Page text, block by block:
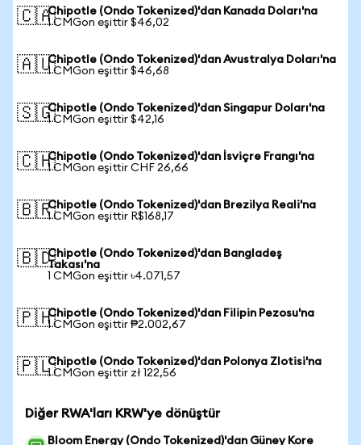
🇨🇦Chipotle (Ondo Tokenized)'dan Kanada Doları'na
1 CMGon eşittir $46,02
🇦🇺Chipotle (Ondo Tokenized)'dan Avustralya Doları'na
1 CMGon eşittir $46,68
🇸🇬Chipotle (Ondo Tokenized)'dan Singapur Doları'na
1 CMGon eşittir $42,16
🇨🇭Chipotle (Ondo Tokenized)'dan İsviçre Frangı'na
1 CMGon eşittir CHF 26,66
🇧🇷Chipotle (Ondo Tokenized)'dan Brezilya Reali'na
1 CMGon eşittir R$168,17
🇧🇩Chipotle (Ondo Tokenized)'dan Bangladeş
Takası'na
1 CMGon eşittir ৳4.071,57
🇵🇭Chipotle (Ondo Tokenized)'dan Filipin Pezosu'na
1 CMGon eşittir ₱2.002,67
🇵🇱Chipotle (Ondo Tokenized)'dan Polonya Zlotisi'na
1 CMGon eşittir zł 122,56
Diğer RWA'ları KRW'ye dönüştür
Bloom Energy (Ondo Tokenized)'dan Güney Kore